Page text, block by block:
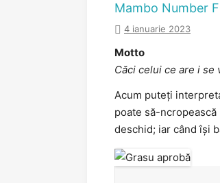
Mambo Number
4 ianuarie 2023
Motto
Căci celui ce are i se
Acum puteți
poate să-
deschid; iar când își